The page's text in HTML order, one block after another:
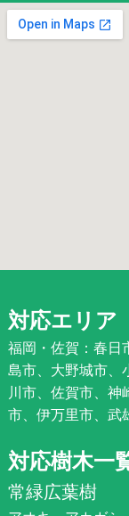
対応エリア
福岡・佐賀：春日
島市、大野城市、
川市、佐賀市、神
市、伊万里市、武
対応樹木一
常緑広葉樹